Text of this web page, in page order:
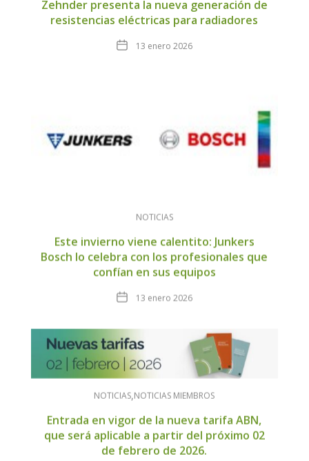
Zehnder presenta la nueva generación de
resistencias eléctricas para radiadores
Fecha13 enero 2026
NOTICIAS
Este invierno viene calentito: Junkers
Bosch lo celebra con los profesionales que
confían en sus equipos
Fecha13 enero 2026
NOTICIAS NOTICIAS MIEMBROS
Entrada en vigor de la nueva tarifa ABN,
que será aplicable a partir del próximo 02
de febrero de 2026.